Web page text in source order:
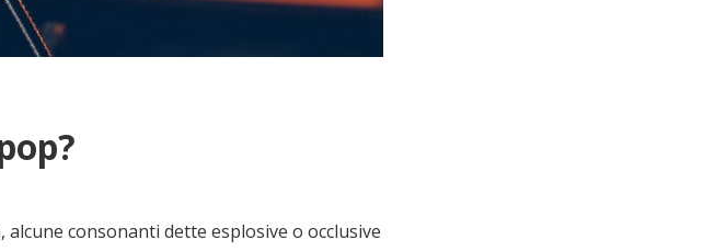
consonanti dette esplosive o occlusive